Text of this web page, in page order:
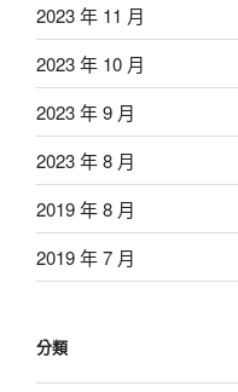
2023 年 11 月
2023 年 10 月
2023 年 9 月
2023 年 8 月
2019 年 8 月
2019 年 7 月
分類